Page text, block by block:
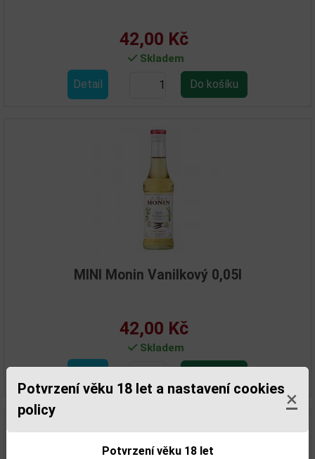
Potvrzení věku 18 let a nastavení cookies
policy
×
Potvrzení věku 18 let
42,00 Kč
Skladem
Detail
MINI Monin Vanilkový 0,05l
42,00 Kč
Skladem